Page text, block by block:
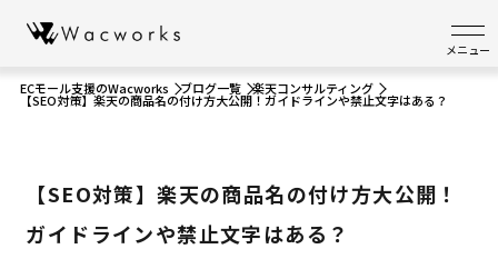
メニュー
ECモール支援のWacworks ブログ一覧 楽天コンサルティング
【SEO対策】楽天の商品名の付け方大公開！ガイドラインや禁止文字はある？
【SEO対策】楽天の商品名の付け方大公開！
ガイドラインや禁止文字はある？